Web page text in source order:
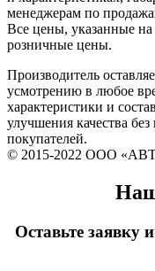
менеджерам по
Все цены, указанные на
розничные цены.
Производитель
усмотрению в любое
характеристики и
улучшения качества
покупателей.
© 2015-2022 ООО
Оставьте